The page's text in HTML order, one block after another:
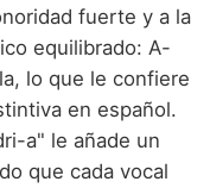
fuerte y a la
equilibrado: A-
lo que le confiere
en español.
a" le añade un
que cada vocal